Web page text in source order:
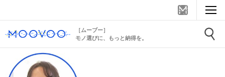
［ムーブー］
モノ選びに、もっと納得を。